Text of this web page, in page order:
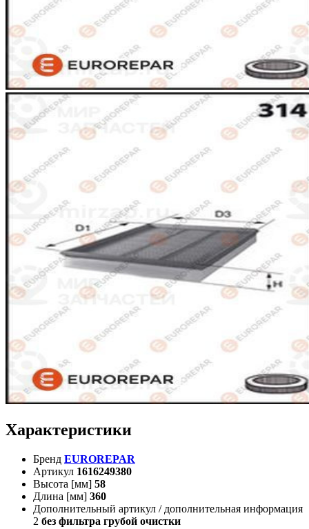
Характеристики
Бренд EUROREPAR
Артикул 1616249380
Высота [мм] 58
Длина [мм] 360
Дополнительный артикул / дополнительная информация
2 без фильтра грубой очистки